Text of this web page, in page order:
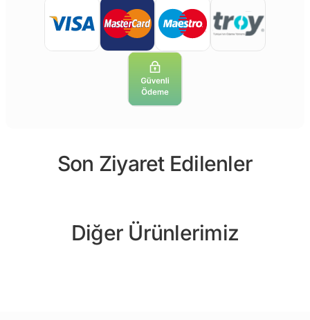
Son Ziyaret Edilenler
Diğer Ürünlerimiz